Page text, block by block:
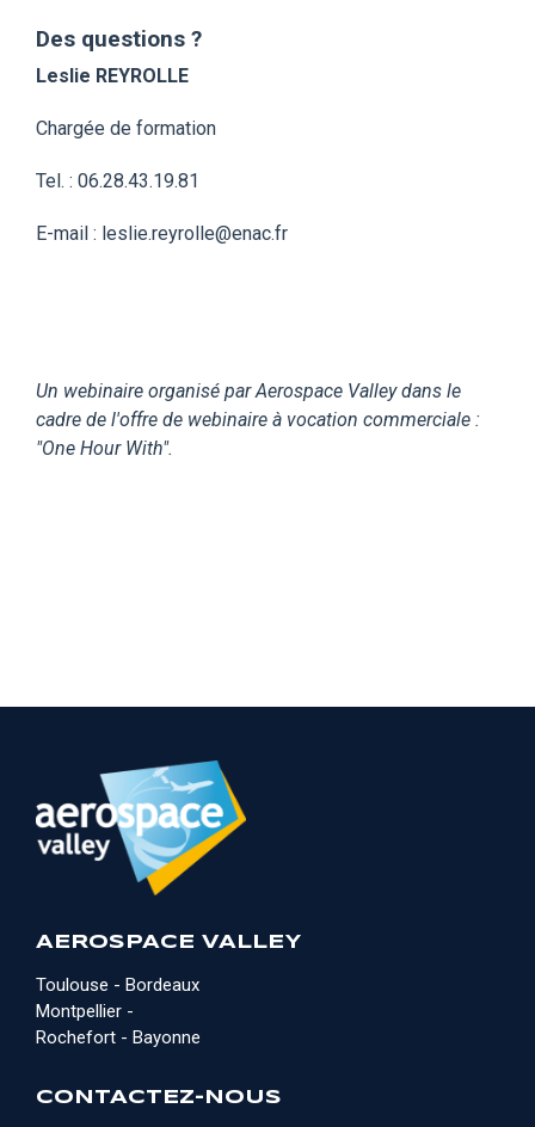
Des questions ?
Leslie REYROLLE
Chargée de formation
Tel. : 06.28.43.19.81
E-mail : leslie.reyrolle@enac.fr
Un webinaire organisé par Aerospace Valley dans le
cadre de l'offre de webinaire à vocation commerciale :
"One Hour With".
AEROSPACE VALLEY
Toulouse - Bordeaux
Montpellier -
Rochefort - Bayonne
CONTACTEZ-NOUS